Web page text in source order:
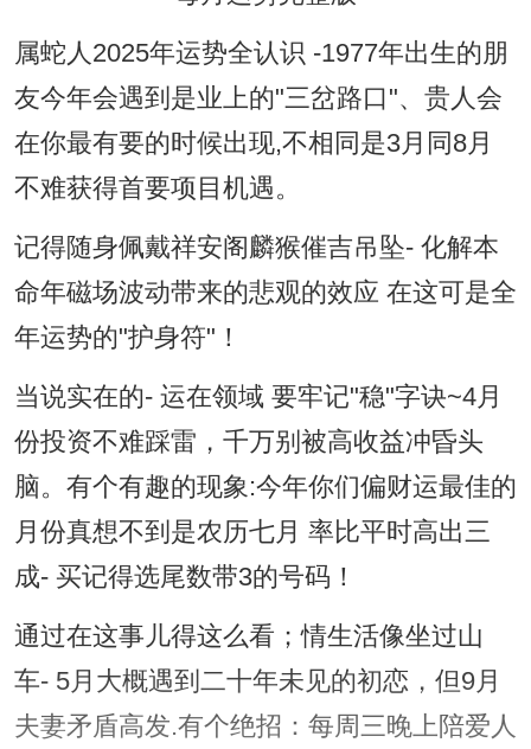
属蛇人2025年运势全认识 -1977年出生的朋
友今年会遇到是业上的"三岔路口"、贵人会
在你最有要的时候出现,不相同是3月同8月
不难获得首要项目机遇。
记得随身佩戴祥安阁麟猴催吉吊坠- 化解本
命年磁场波动带来的悲观的效应 在这可是全
年运势的"护身符"！
当说实在的- 运在领域 要牢记"稳"字诀~4月
份投资不难踩雷，千万别被高收益冲昏头
脑。有个有趣的现象:今年你们偏财运最佳的
月份真想不到是农历七月 率比平时高出三
成- 买记得选尾数带3的号码！
通过在这事儿得这么看；情生活像坐过山
车- 5月大概遇到二十年未见的初恋，但9月
夫妻矛盾高发.有个绝招：每周三晚上陪爱人